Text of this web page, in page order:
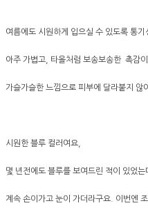
여름에도 시원하게 입으실 수 있도록 통
아주 가볍고, 타올처럼 보송보송한 촉감이
가슬가슬한 느낌으로 피부에 달라붙지 않
시원한 블루 컬러여요,
몇 년전에도 블루를 보여드린 적이 있었는
계속 손이가고 눈이 가더라구요. 이번엔